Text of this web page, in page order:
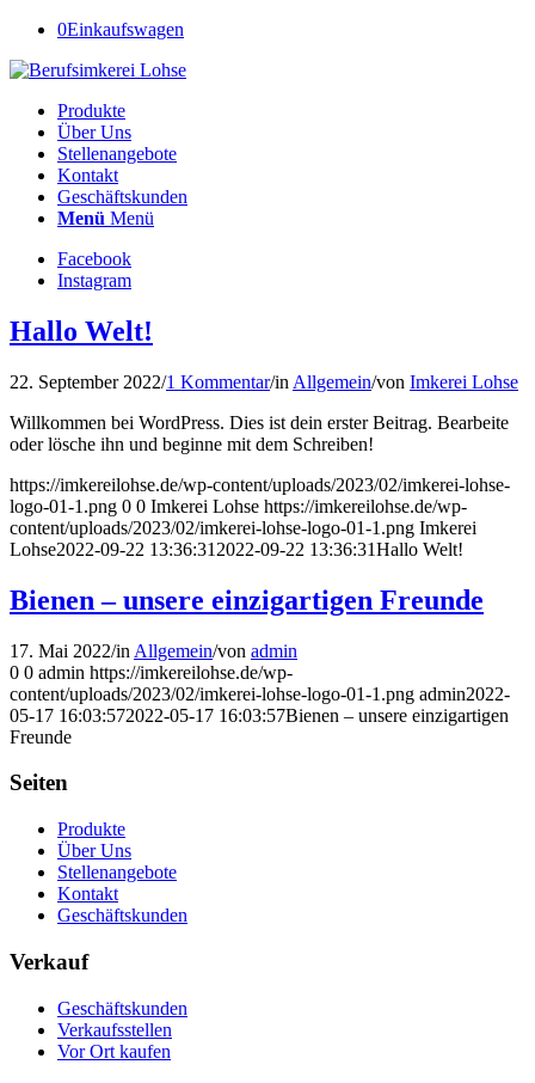
0Einkaufswagen
Produkte
Über Uns
Stellenangebote
Kontakt
Geschäftskunden
Menü Menü
Facebook
Instagram
Hallo Welt!
22. September 2022/1 Kommentar/in Allgemein/von Imkerei Lohse
Willkommen bei WordPress. Dies ist dein erster Beitrag. Bearbeite
oder lösche ihn und beginne mit dem Schreiben!
https://imkereilohse.de/wp-content/uploads/2023/02/imkerei-lohse-
logo-01-1.png 0 0 Imkerei Lohse https://imkereilohse.de/wp-
content/uploads/2023/02/imkerei-lohse-logo-01-1.png Imkerei
Lohse2022-09-22 13:36:31 2022-09-22 13:36:31Hallo Welt!
Bienen – unsere einzigartigen Freunde
17. Mai 2022/in Allgemein/von admin
0 0 admin https://imkereilohse.de/wp-
content/uploads/2023/02/imkerei-lohse-logo-01-1.png admin2022-
05-17 16:03:572022-05-17 16:03:57Bienen – unsere einzigartigen
Freunde
Seiten
Produkte
Über Uns
Stellenangebote
Kontakt
Geschäftskunden
Verkauf
Geschäftskunden
Verkaufsstellen
Vor Ort kaufen